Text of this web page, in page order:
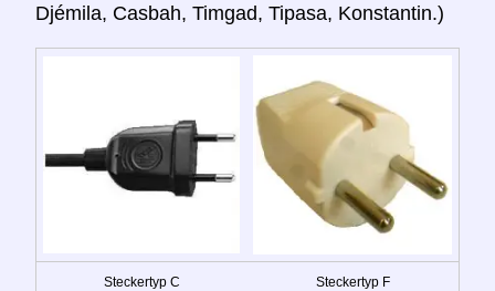
Djémila, Casbah, Timgad, Tipasa, Konstantin.)
Steckertyp C Steckertyp F